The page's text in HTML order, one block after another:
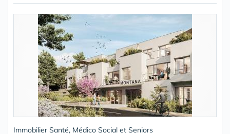
Immobilier Santé, Médico Social et Seniors